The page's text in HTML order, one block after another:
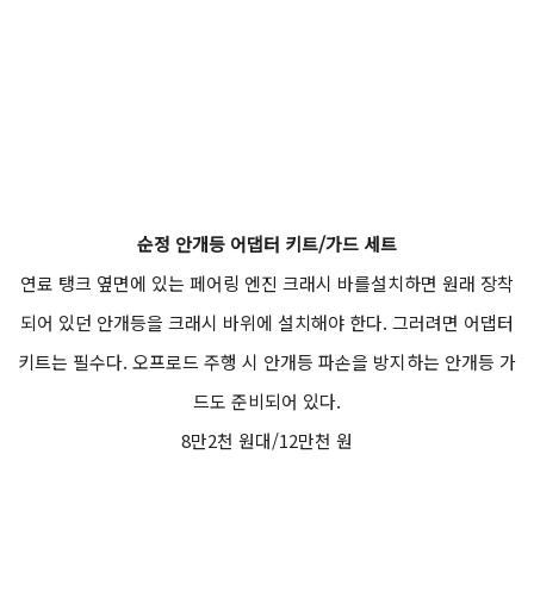
순정 안개등 어댑터 키트/가드 세트
연료 탱크 옆면에 있는 페어링 엔진 크래시 바를설치하면 원래 장착
되어 있던 안개등을 크래시 바위에 설치해야 한다. 그러려면 어댑터
키트는 필수다. 오프로드 주행 시 안개등 파손을 방지하는 안개등 가
드도 준비되어 있다.
8만2천 원대/12만천 원